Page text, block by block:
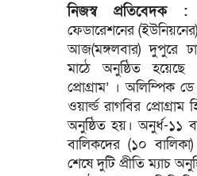
নিজস্ব প্রতিবেদক :
ফেডারেশনের (ইউনিয়নের)
আজ(মঙ্গলবার) দুপুরে
মাঠে অনুষ্ঠিত হয়েছে
প্রোগ্রাম’ । অলিম্পিক
ওয়ার্ল্ড রাগবির প্রোগ্রাম
অনুষ্ঠিত হয়। অনুর্ধ-১১
বালিকদের (১০ বালিকা)
শেষে দুটি প্রীতি ম্যাচ